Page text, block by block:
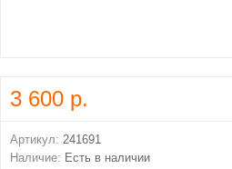
3 600 р.
Артикул: 241691
Наличие: Есть в наличии